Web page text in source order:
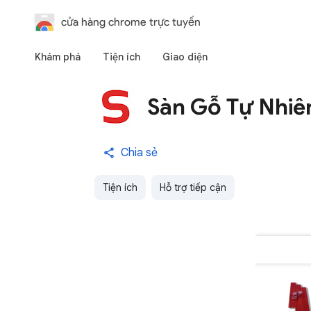
cửa hàng chrome trực tuyến
Khám phá Tiện ích Giao diện
Sàn Gỗ Tự
Chia sẻ
Tiện ích Hỗ trợ tiếp cận